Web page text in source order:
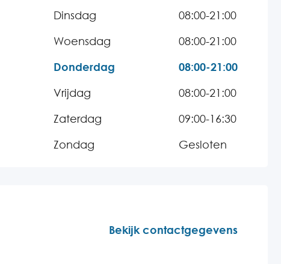
Dinsdag
08:00-21:00
Woensdag
08:00-21:00
Donderdag
08:00-21:00
Vrijdag
08:00-21:00
Zaterdag
09:00-16:30
Zondag
Gesloten
Bekijk contactgegevens